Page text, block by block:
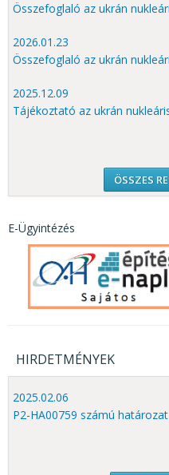
Összefoglaló az ukrán
2026.01.23
Összefoglaló az ukrán
2025.12.09
Tájékoztató az ukrán
ÖSSZES
E-Ügyintézés
HIRDETMÉNYEK
2025.02.06
P2-HA00759 számú határozat